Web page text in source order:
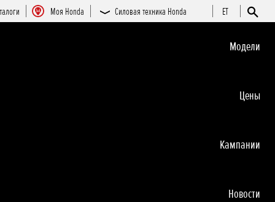
Moя Honda Силовая техника Honda ET
Moдeли
Цeны
Кампании
Новocти